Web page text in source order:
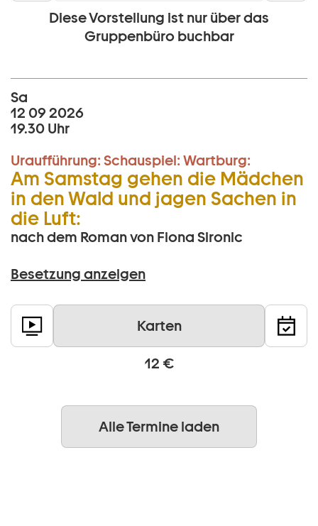
Diese Vorstellung ist nur über das
Gruppenbüro buchbar
Sa
12 09 2026
19.30 Uhr
Uraufführung: Schauspiel: Wartburg:
Am Samstag gehen die Mädchen
in den Wald und jagen Sachen in
die Luft:
nach dem Roman von Fiona Sironic
Besetzung anzeigen
Karten
12 €
Alle Termine laden